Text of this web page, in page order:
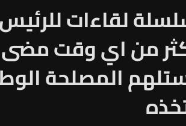
لقاءات
من اي وقت مضى
المصلحة